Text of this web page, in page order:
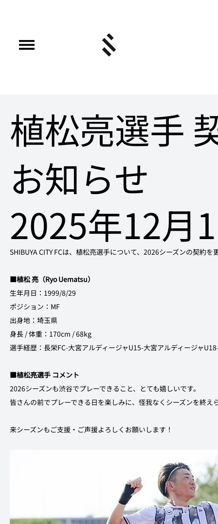
植松亮選手
お知らせ
2025年12月
SHIBUYA CITY FCは、植松亮選手について、2026シーズンの契約
■植松 亮（Ryo Uematsu）
生年月日：1999/8/29
ポジション：MF
出身地：埼玉県
身長 / 体重：170cm / 68kg
選手経歴：長栄FC-大宮アルディージャU15-大宮アルディージャ
■植松亮選手 コメント
2026シーズンも渋谷でプレーできること、とても嬉しいです。
皆さんの前でプレーできる日を楽しみに、怪我なくシーズンを終
来シーズンもご支援・ご声援よろしくお願いします！